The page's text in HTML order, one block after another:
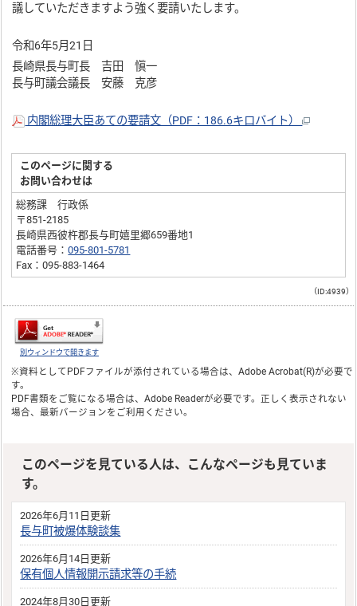
議していただきますよう強く要請いたします。
令和6年5月21日
長崎県長与町長 吉田 愼一
長与町議会議長 安藤 克彦
内閣総理大臣あての要請文（PDF：186.6キロバイト）
このページに関する
お問い合わせは
総務課 行政係
〒851-2185
長崎県西彼杵郡長与町嬉里郷659番地1
電話番号：095-801-5781
Fax：095-883-1464
（ID:4939）
別ウィンドウで開きます
※資料としてPDFファイルが添付されている場合は、Adobe Acrobat(R)が必要で
す。
PDF書類をご覧になる場合は、Adobe Readerが必要です。正しく表示されない
場合、最新バージョンをご利用ください。
このページを見ている人は、こんなページも見ていま
す。
2026年6月11日更新
長与町被爆体験談集
2026年6月14日更新
保有個人情報開示請求等の手続
2024年8月30日更新